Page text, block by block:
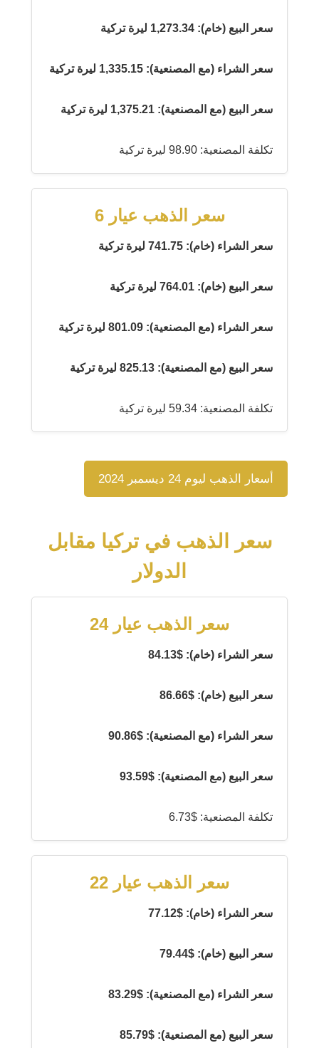
سعر البيع (خام): 1,273.34 ليرة تركية
سعر الشراء (مع المصنعية): 1,335.15 ليرة تركية
سعر البيع (مع المصنعية): 1,375.21 ليرة تركية
تكلفة المصنعية: 98.90 ليرة تركية
سعر الذهب عيار 6
سعر الشراء (خام): 741.75 ليرة تركية
سعر البيع (خام): 764.01 ليرة تركية
سعر الشراء (مع المصنعية): 801.09 ليرة تركية
سعر البيع (مع المصنعية): 825.13 ليرة تركية
تكلفة المصنعية: 59.34 ليرة تركية
أسعار الذهب ليوم 24 ديسمبر 2024
سعر الذهب في تركيا مقابل
الدولار
سعر الذهب عيار 24
سعر الشراء (خام): $84.13
سعر البيع (خام): $86.66
سعر الشراء (مع المصنعية): $90.86
سعر البيع (مع المصنعية): $93.59
تكلفة المصنعية: $6.73
سعر الذهب عيار 22
سعر الشراء (خام): $77.12
سعر البيع (خام): $79.44
سعر الشراء (مع المصنعية): $83.29
سعر البيع (مع المصنعية): $85.79